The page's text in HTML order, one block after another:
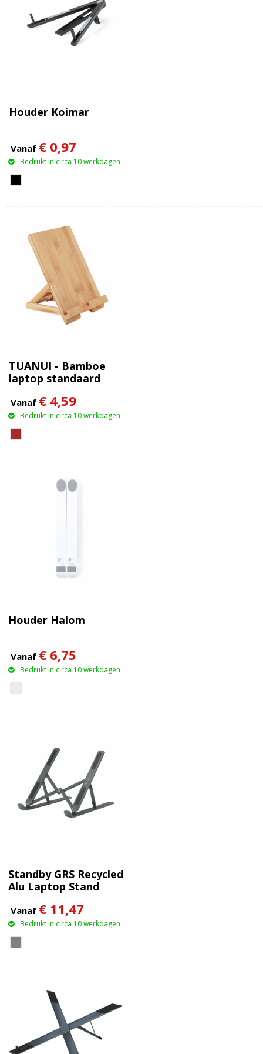
Houder Koimar
Vanaf € 0,97
Bedrukt in circa 10 werkdagen
TUANUI - Bamboe
laptop standaard
Vanaf € 4,59
Bedrukt in circa 10 werkdagen
Houder Halom
Vanaf € 6,75
Bedrukt in circa 10 werkdagen
Standby GRS Recycled
Alu Laptop Stand
Vanaf € 11,47
Bedrukt in circa 10 werkdagen